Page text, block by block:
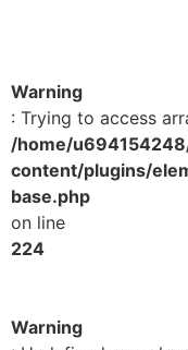
Warning
: Trying to access
/home/
content/plugins/
base.php
on line
224
Warning